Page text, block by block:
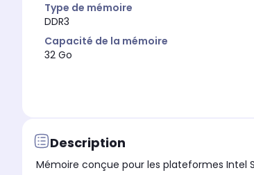
Type de mémoire
DDR3
Capacité de la mémoire
32 Go
Description
Mémoire conçue pour les plateformes Intel